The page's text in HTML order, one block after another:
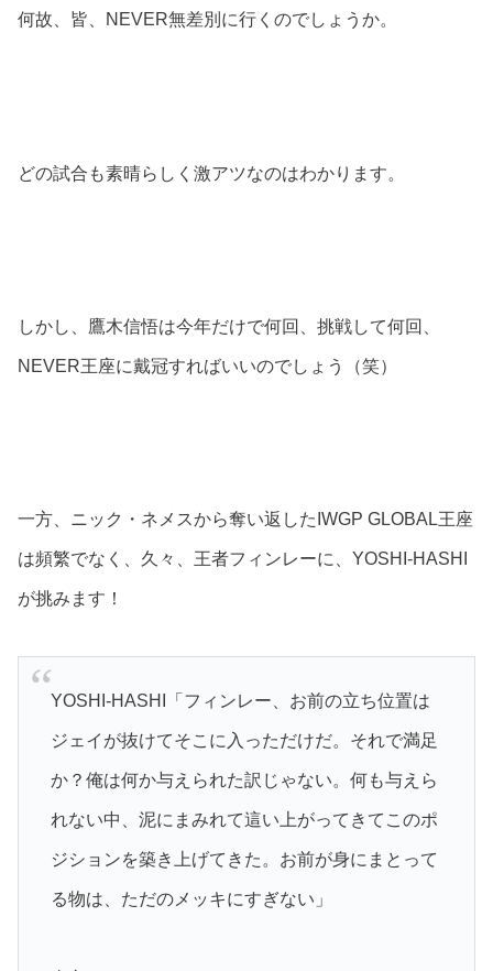
何故、皆、NEVER無差別に行くのでしょうか。
どの試合も素晴らしく激アツなのはわかります。
しかし、鷹木信悟は今年だけで何回、挑戦して何回、
NEVER王座に戴冠すればいいのでしょう（笑）
一方、ニック・ネメスから奪い返したIWGP GLOBAL王座
は頻繁でなく、久々、王者フィンレーに、YOSHI-HASHI
が挑みます！
YOSHI-HASHI「フィンレー、お前の立ち位置は
ジェイが抜けてそこに入っただけだ。それで満足
か？俺は何か与えられた訳じゃない。何も与えら
れない中、泥にまみれて這い上がってきてこのポ
ジションを築き上げてきた。お前が身にまとって
る物は、ただのメッキにすぎない」